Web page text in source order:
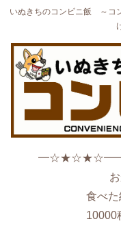
いぬきちのコンビニ飯 ～コ
食べ
10000